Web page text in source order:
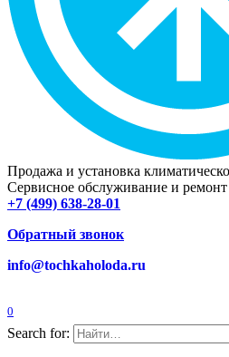
Продажа и установка
Сервисное обслуживание и
+7 (499) 638-28-01
Обратный звонок
info@tochkaholoda.ru
0
Search for: